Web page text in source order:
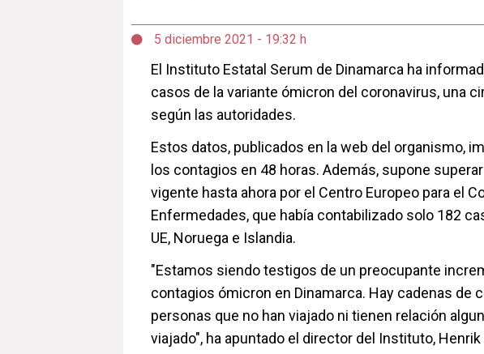
5 diciembre 2021 - 19:32 h
El Instituto Estatal Serum de Dinamarca ha
casos de la variante ómicron del coronavirus, una
según las autoridades.
Estos datos, publicados en la web del organismo,
los contagios en 48 horas. Además, supone
vigente hasta ahora por el Centro Europeo para el
Enfermedades, que había contabilizado solo 182
UE, Noruega e Islandia.
"Estamos siendo testigos de un preocupante
contagios ómicron en Dinamarca. Hay cadenas de
personas que no han viajado ni tienen relación
viajado", ha apuntado el director del Instituto,